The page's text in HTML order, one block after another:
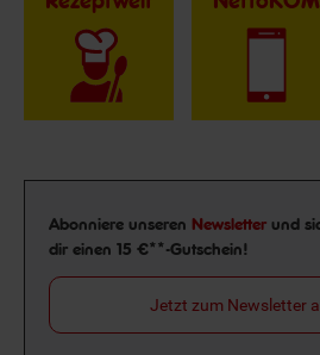
Newsletter Anmeldung
Abonniere unseren Newsletter und
dir einen 15 €**-Gutschein!
Jetzt zum Newsletter